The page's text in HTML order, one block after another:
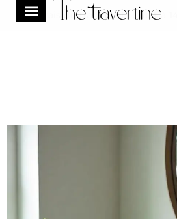
Frais de transport réduit à